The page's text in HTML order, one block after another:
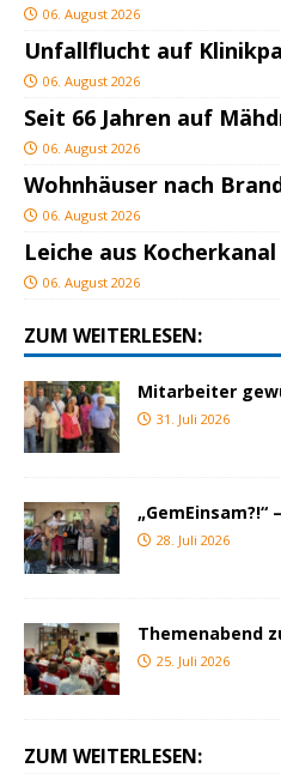
06. August 2026
Unfallflucht auf
06. August 2026
Seit 66 Jahren auf
06. August 2026
Wohnhäuser nach
06. August 2026
Leiche aus
06. August 2026
ZUM WEITERLESEN:
Mitarbeiter
31. Juli 2026
28. Juli 2026
Themenabend
25. Juli 2026
ZUM WEITERLESEN: